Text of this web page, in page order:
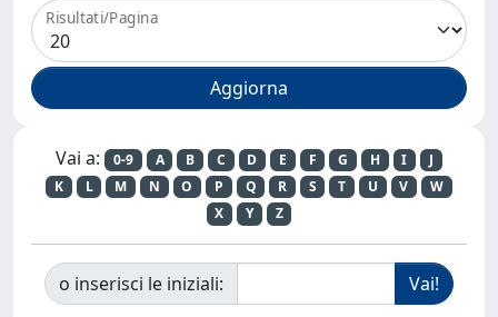
Risultati/Pagina
Vai a: 0-9 A B C D E F G H I
J
K
L M N O P Q R S T U V
W
X
Y Z
o inserisci le iniziali: